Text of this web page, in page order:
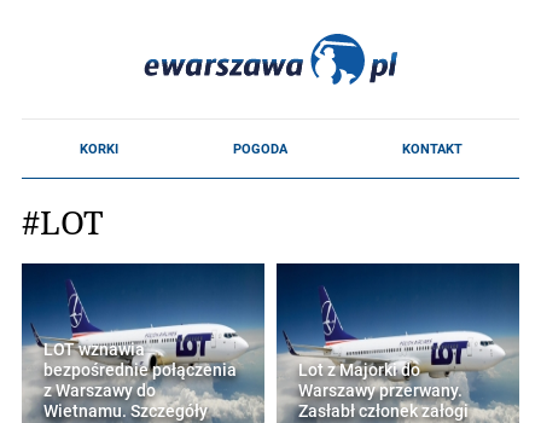
#LOT
LOT wznawia
bezpośrednie połączenia
z Warszawy do
Wietnamu. Szczegóły
Lot z Majorki do
Warszawy przerwany.
Zasłabł członek załogi